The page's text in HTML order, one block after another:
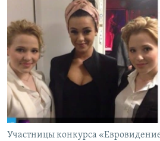
КУЛЬТУРА
СПОРТ
АРХИВ
Հայերեն
English
Русский
Участницы конкурса